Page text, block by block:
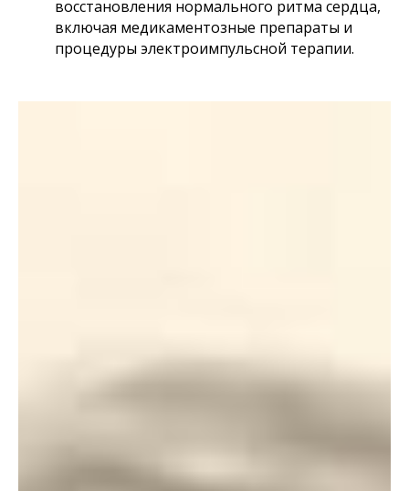
восстановления нормального ритма сердца,
включая медикаментозные препараты и
процедуры электроимпульсной терапии.